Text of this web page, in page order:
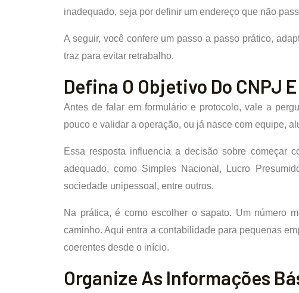
inadequado, seja por definir um endereço que não
A seguir, você confere um passo a passo prático,
traz para evitar retrabalho.
Defina O Objetivo Do CNPJ
Antes de falar em formulário e protocolo, vale a
pouco e validar a operação, ou já nasce com equipe,
Essa resposta influencia a decisão sobre começar
adequado, como Simples Nacional, Lucro
sociedade unipessoal, entre outros.
Na prática, é como escolher o sapato. Um número
caminho. Aqui entra a contabilidade para pequenas
coerentes desde o início.
Organize As Informações